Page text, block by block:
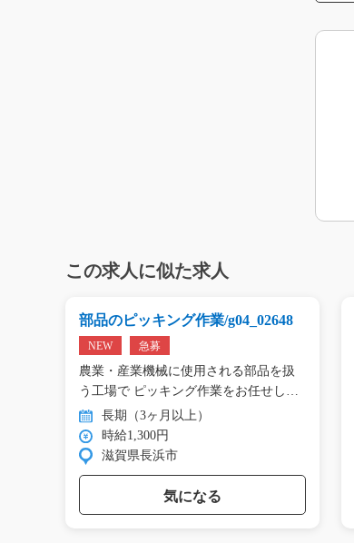
この求人に似た求人
部品のピッキング作業/g04_02648
NEW 急募
農業・産業機械に使用される部品を扱
う工場で ピッキング作業をお任せし
ま… 長期（3ヶ月以上）
時給1,300円
滋賀県長浜市
気になる